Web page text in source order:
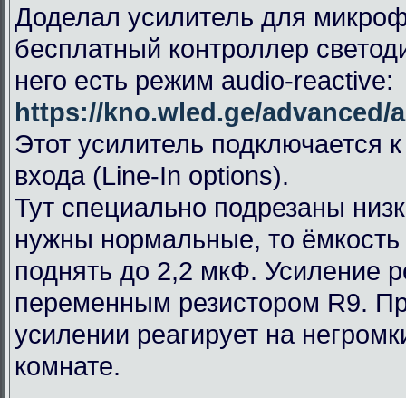
Доделал усилитель для
бесплатный контроллер
него есть режим audio-reactive:
https://kno.wled.ge/advanced/
Этот усилитель подключается
входа (Line-In options).
Тут специально подрезаны
нужны нормальные, то
поднять до 2,2 мкФ. Усиление
переменным резистором R9.
усилении реагирует на
комнате.